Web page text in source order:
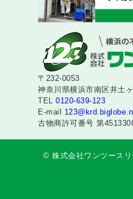
〒232-0053
神奈川県横浜市南区井土
TEL 0120-639-123
E-mail
古物商許可番号 第
© 株式会社ワンツース